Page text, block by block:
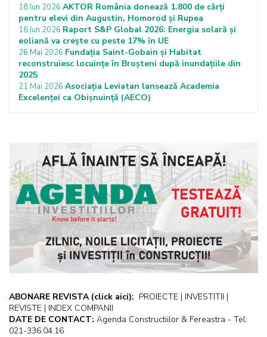
18 Iun 2026 AKTOR România donează 1.800 de cărți
pentru elevi din Augustin, Homorod și Rupea
18 Iun 2026 Raport S&P Global 2026: Energia solară și
eoliană va crește cu peste 17% în UE
26 Mai 2026 Fundația Saint-Gobain și Habitat
reconstruiesc locuințe în Broșteni după inundațiile din
2025
21 Mai 2026 Asociația Leviatan lansează Academia
Excelenței ca Obișnuință (AECO)
ABONARE REVISTA (click aici): PROIECTE | INVESTITII |
REVISTE | INDEX COMPANII
DATE DE CONTACT: Agenda Constructiilor & Fereastra - Tel:
021-336.04.16